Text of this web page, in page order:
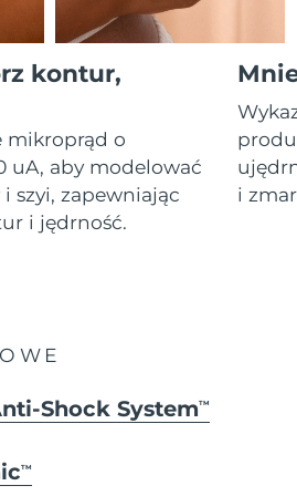
kontur,
mikroprąd o
uA, aby modelować
szyi, zapewniając
i jędrność.
i
Shock SystemTM
TM
eye massagers
pore care essentials
hair
Teeth Whitening Gel
Oczekiwany czas dostawy
8/9/26
Oczekiwany czas dostawy
8/10/26
Oczekiwany czas dostawy
Oczekiwany czas dostawy